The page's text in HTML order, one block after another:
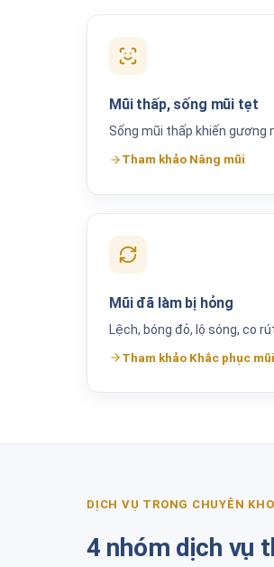
Mũi thấp, sống mũi tẹt
Sống mũi thấp khiến gương
Tham khảo Nâng mũi
Mũi đã làm bị hỏng
Lệch, bóng đỏ, lộ sóng, co
Tham khảo Khắc phục
DỊCH VỤ TRONG CHUYÊN
4 nhóm dịch vụ